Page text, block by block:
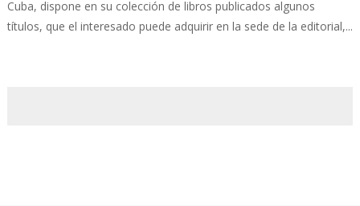
Cuba, dispone en su colección de libros publicados algunos
títulos, que el interesado puede adquirir en la sede de la editorial,...